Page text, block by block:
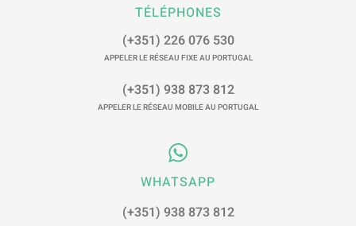
TÉLÉPHONES
(+351) 226 076 530
APPELER LE RÉSEAU FIXE AU PORTUGAL
(+351) 938 873 812
APPELER LE RÉSEAU MOBILE AU PORTUGAL
WHATSAPP
(+351) 938 873 812